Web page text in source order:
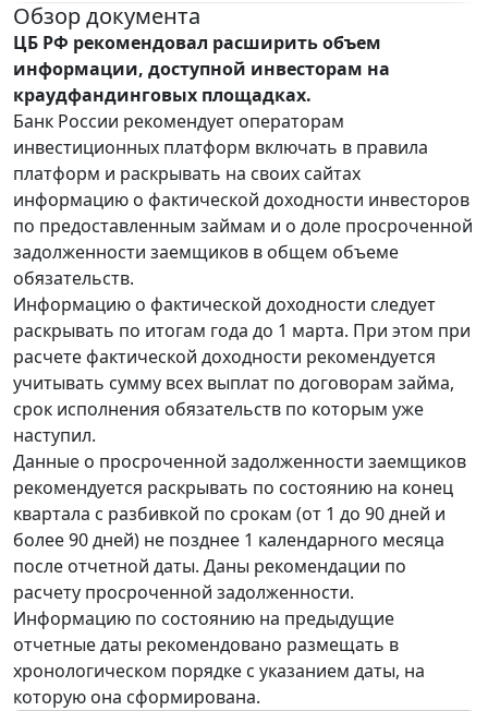
Обзор документа
ЦБ РФ рекомендовал расширить объем
информации, доступной инвесторам на
краудфандинговых площадках.
Банк России рекомендует операторам
инвестиционных платформ включать в правила
платформ и раскрывать на своих сайтах
информацию о фактической доходности инвесторов
по предоставленным займам и о доле просроченной
задолженности заемщиков в общем объеме
обязательств.
Информацию о фактической доходности следует
раскрывать по итогам года до 1 марта. При этом при
расчете фактической доходности рекомендуется
учитывать сумму всех выплат по договорам займа,
срок исполнения обязательств по которым уже
наступил.
Данные о просроченной задолженности заемщиков
рекомендуется раскрывать по состоянию на конец
квартала с разбивкой по срокам (от 1 до 90 дней и
более 90 дней) не позднее 1 календарного месяца
после отчетной даты. Даны рекомендации по
расчету просроченной задолженности.
Информацию по состоянию на предыдущие
отчетные даты рекомендовано размещать в
хронологическом порядке с указанием даты, на
которую она сформирована.